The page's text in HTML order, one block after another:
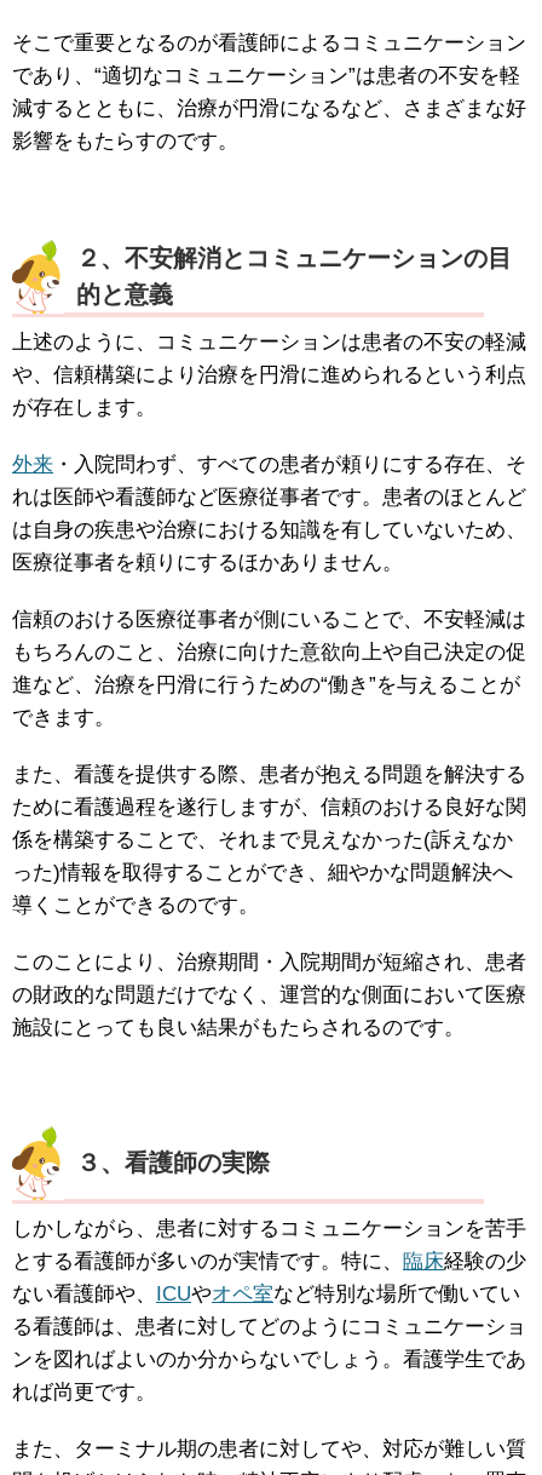
そこで重要となるのが看護師によるコミュニケーション
であり、“適切なコミュニケーション”は患者の不安を軽
減するとともに、治療が円滑になるなど、さまざまな好
影響をもたらすのです。
２、不安解消とコミュニケーションの目
的と意義
上述のように、コミュニケーションは患者の不安の軽減
や、信頼構築により治療を円滑に進められるという利点
が存在します。
外来 ・入院問わず、すべての患者が頼りにする存在、そ
れは医師や看護師など医療従事者です。患者のほとんど
は自身の疾患や治療における知識を有していないため、
医療従事者を頼りにするほかありません。
信頼のおける医療従事者が側にいることで、不安軽減は
もちろんのこと、治療に向けた意欲向上や自己決定の促
進など、治療を円滑に行うための“働き”を与えることが
できます。
また、看護を提供する際、患者が抱える問題を解決する
ために看護過程を遂行しますが、信頼のおける良好な関
係を構築することで、それまで見えなかった(訴えなか
った)情報を取得することができ、細やかな問題解決へ
導くことができるのです。
このことにより、治療期間・入院期間が短縮され、患者
の財政的な問題だけでなく、運営的な側面において医療
施設にとっても良い結果がもたらされるのです。
３、看護師の実際
しかしながら、患者に対するコミュニケーションを苦手
とする看護師が多いのが実情です。特に、 臨床経験の少
ない看護師や、
ICUやオペ室など特別な場所で働いてい
る看護師は、患者に対してどのようにコミュニケーショ
ンを図ればよいのか分からないでしょう。看護学生であ
れば尚更です。
また、ターミナル期の患者に対してや、対応が難しい質